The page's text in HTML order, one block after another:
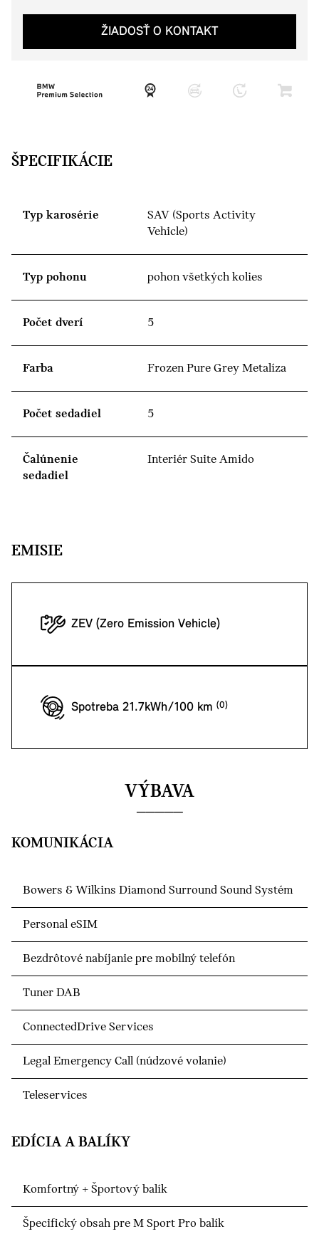
ŽIADOSŤ O KONTAKT
ŠPECIFIKÁCIE
Typ karosérie
SAV (Sports Activity
Vehicle)
Typ pohonu pohon všetkých kolies
Počet dverí 5
Farba Frozen Pure Grey Metalíza
Počet sedadiel 5
Čalúnenie
sedadiel
Interiér Suite Amido
EMISIE
ZEV (Zero Emission Vehicle)
Spotreba 21.7kWh/100 km
VÝBAVA
KOMUNIKÁCIA
Bowers & Wilkins Diamond Surround Sound Systém
Personal eSIM
Bezdrôtové nabíjanie pre mobilný telefón
Tuner DAB
ConnectedDrive Services
Legal Emergency Call (núdzové volanie)
Teleservices
EDÍCIA A BALÍKY
Komfortný + Športový balík
Špecifický obsah pre M Sport Pro balík